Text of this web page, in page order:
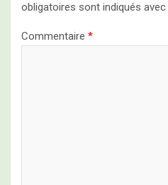
obligatoires sont indiqués avec
Commentaire *